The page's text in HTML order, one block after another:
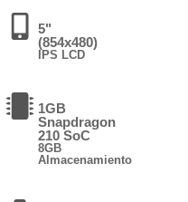
5"
(854x480)
IPS LCD
1GB
Snapdragon
210 SoC
8GB
Almacenamiento